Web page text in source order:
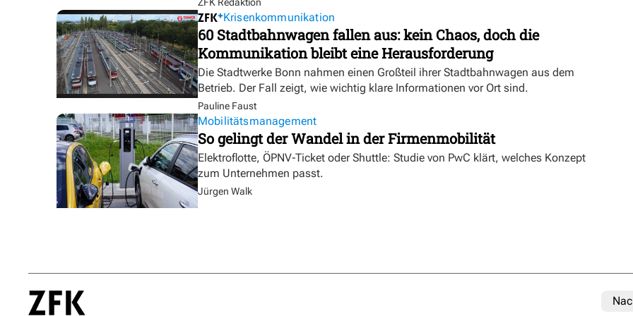
ZFK Redaktion
Krisenkommunikation
60 Stadtbahnwagen fallen aus: kein Chaos, doch die
Kommunikation bleibt eine Herausforderung
Die Stadtwerke Bonn nahmen einen Großteil ihrer Stadtbahnwagen aus dem
Betrieb. Der Fall zeigt, wie wichtig klare Informationen vor Ort sind.
Pauline Faust
Mobilitätsmanagement
So gelingt der Wandel in der Firmenmobilität
Elektroflotte, ÖPNV-Ticket oder Shuttle: Studie von PwC klärt, welches Konzept
zum Unternehmen passt.
Jürgen Walk